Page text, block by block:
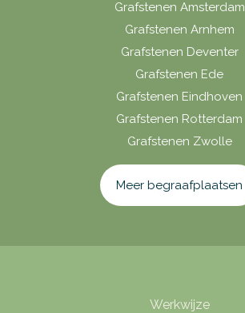
Grafstenen Amsterdam
Grafstenen Arnhem
Grafstenen Deventer
Grafstenen Ede
Grafstenen Eindhoven
Grafstenen Rotterdam
Grafstenen Zwolle
Meer begraafplaatsen
Werkwijze